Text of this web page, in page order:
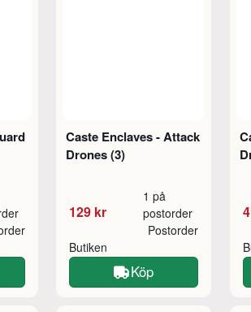
Caste Enclaves - Attack
Drones (3)
129 kr
1 på
postorder
Butiken
Postorder
Köp